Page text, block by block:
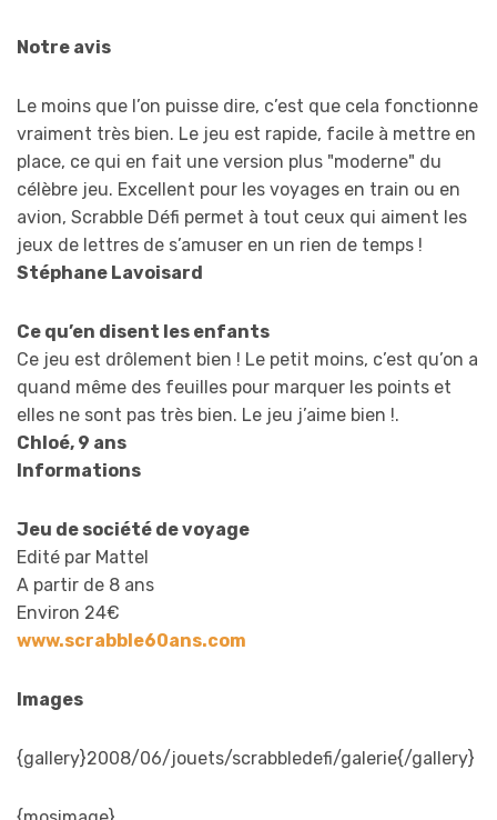
Notre avis
Le moins que l’on puisse dire, c’est que cela fonctionne
vraiment très bien. Le jeu est rapide, facile à mettre en
place, ce qui en fait une version plus "moderne" du
célèbre jeu. Excellent pour les voyages en train ou en
avion, Scrabble Défi permet à tout ceux qui aiment les
jeux de lettres de s’amuser en un rien de temps !
Stéphane Lavoisard
Ce qu’en disent les enfants
Ce jeu est drôlement bien ! Le petit moins, c’est qu’on a
quand même des feuilles pour marquer les points et
elles ne sont pas très bien. Le jeu j’aime bien !.
Chloé, 9 ans
Informations
Jeu de société de voyage
Edité par Mattel
A partir de 8 ans
Environ 24€
www.scrabble60ans.com
Images
{gallery}2008/06/jouets/scrabbledefi/galerie{/gallery}